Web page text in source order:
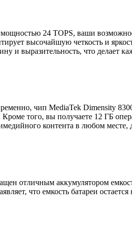
24 TOPS, ваши
высочайшую четкость и
и выразительность, что делает
чип MediaTek Dimensity
того, вы получаете 12 ГБ
контента в любом месте,
отличным аккумулятором
что емкость батареи